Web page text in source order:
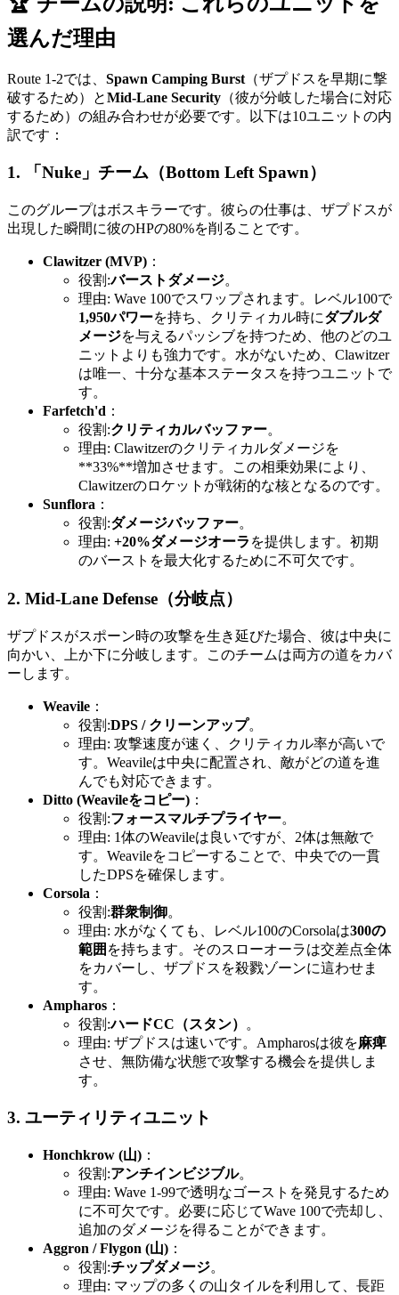
選んだ理由
Route 1-2では、 Spawn Camping Burst （ザプドスを早期に撃
破するため）とMid-Lane Security （彼が分岐した場合に対応
するため）の組み合わせが必要です。以下は10ユニットの内
訳です：
1. 「Nuke」チーム（Bottom Left Spawn）
このグループはボスキラーです。彼らの仕事は、ザプドスが
出現した瞬間に彼のHPの80%を削ることです。
Clawitzer (MVP) ：
役割:バーストダメージ。
理由: Wave 100でスワップされます。レベル100で
1,950パワーを持ち、クリティカル時にダブルダ
メージを与えるパッシブを持つため、他のどのユ
ニットよりも強力です。水がないため、Clawitzer
は唯一、十分な基本ステータスを持つユニットで
す。
Farfetch'd ：
役割:クリティカルバッファー。
理由: Clawitzerのクリティカルダメージを
**33%**増加させます。この相乗効果により、
Clawitzerのロケットが戦術的な核となるのです。
Sunflora ：
役割:ダメージバッファー。
理由: +20%ダメージオーラ を提供します。初期
のバーストを最大化するために不可欠です。
2. Mid-Lane Defense（分岐点）
ザプドスがスポーン時の攻撃を生き延びた場合、彼は中央に
向かい、上か下に分岐します。このチームは両方の道をカバ
ーします。
Weavile ：
役割:DPS / クリーンアップ。
理由: 攻撃速度が速く、クリティカル率が高いで
す。Weavileは中央に配置され、敵がどの道を進
んでも対応できます。
Ditto (Weavileをコピー) ：
役割:フォースマルチプライヤー。
理由: 1体のWeavileは良いですが、2体は無敵で
す。Weavileをコピーすることで、中央での一貫
したDPSを確保します。
Corsola ：
役割:群衆制御。
理由: 水がなくても、レベル100のCorsolaは300の
範囲 を持ちます。そのスローオーラは交差点全体
をカバーし、ザプドスを殺戮ゾーンに這わせま
す。
Ampharos ：
役割:ハードCC（スタン）
。
理由: ザプドスは速いです。Ampharosは彼を麻痺
させ、無防備な状態で攻撃する機会を提供しま
す。
3. ユーティリティユニット
Honchkrow (山) ：
役割:アンチインビジブル。
理由: Wave 1-99で透明なゴーストを発見するため
に不可欠です。必要に応じてWave 100で売却し、
追加のダメージを得ることができます。
Aggron / Flygon (山) ：
役割:チップダメージ。
理由: マップの多くの山タイルを利用して、長距